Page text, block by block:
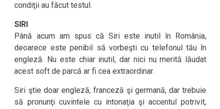
condiţii au făcut testul.
SIRI
Până acum am spus că Siri este inutil în România,
deoarece este penibil să vorbeşti cu telefonul tău în
engleză. Nu este chiar inutil, dar nici nu merită lăudat
acest soft de parcă ar fi cea extraordinar.
Siri ştie doar engleză, franceză şi germană, dar trebuie
să pronunţi cuvintele cu intonaţia şi accentul potrivit,